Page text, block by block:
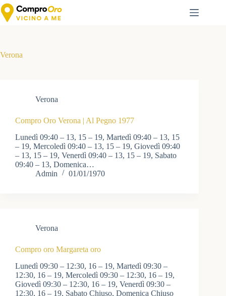
Salta
al
contenuto
Verona
Verona
Compro Oro Verona | Al Pegno 1977
Lunedì 09:40 – 13, 15 – 19, Martedì 09:40 – 13, 15
– 19, Mercoledì 09:40 – 13, 15 – 19, Giovedì 09:40
– 13, 15 – 19, Venerdì 09:40 – 13, 15 – 19, Sabato
09:40 – 13, Domenica…
Admin
01/01/1970
Verona
Compro oro Margareta oro
Lunedì 09:30 – 12:30, 16 – 19, Martedì 09:30 –
12:30, 16 – 19, Mercoledì 09:30 – 12:30, 16 – 19,
Giovedì 09:30 – 12:30, 16 – 19, Venerdì 09:30 –
12:30, 16 – 19, Sabato Chiuso, Domenica Chiuso